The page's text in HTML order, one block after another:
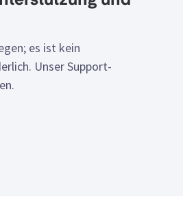
es ist kein
Unser Support-